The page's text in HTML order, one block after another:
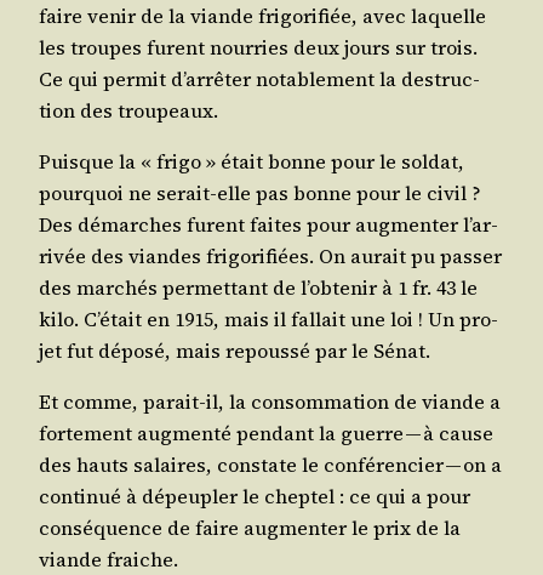
faire venir de la viande fri­go­ri­fiée, avec laquelle
les troupes furent nour­ries deux jours sur trois.
Ce qui per­mit d’ar­rê­ter nota­ble­ment la des­truc­
tion des troupeaux.
Puisque la « fri­go » était bonne pour le sol­dat,
pour­quoi ne serait-elle pas bonne pour le civil ?
Des démarches furent faites pour aug­men­ter l’ar­
ri­vée des viandes fri­go­ri­fiées. On aurait pu pas­ser
des mar­chés per­met­tant de l’ob­te­nir à 1 fr. 43 le
kilo. C’é­tait en 1915, mais il fal­lait une loi ! Un pro­
jet fut dépo­sé, mais repous­sé par le Sénat.
Et comme, parait-il, la consom­ma­tion de viande a
for­te­ment aug­men­té pen­dant la guerre — à cause
des hauts salaires, constate le confé­ren­cier — on a
conti­nué à dépeu­pler le chep­tel : ce qui a pour
consé­quence de faire aug­men­ter le prix de la
viande fraiche.